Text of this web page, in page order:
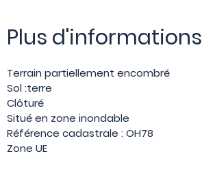
Plus d'informations
Terrain partiellement encombré
Sol :terre
Clôturé
Situé en zone inondable
Référence cadastrale : OH78
Zone UE